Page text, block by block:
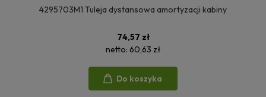
4295703M1 Tuleja dystansowa amortyzacji kabiny
74,57 zł
netto: 60,63 zł
Do koszyka